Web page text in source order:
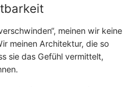
meinen wir keine
meinen Architektur, die so
sie das Gefühl vermittelt,